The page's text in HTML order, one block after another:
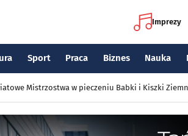
Imprezy
Sport Praca Biznes Nauka
Mistrzostwa w pieczeniu Babki i Kiszki